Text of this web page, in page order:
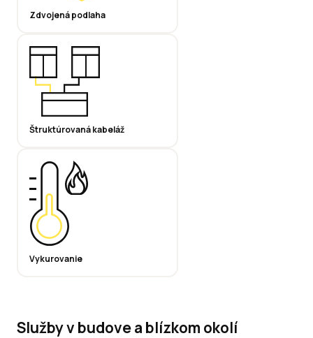
Zdvojená podlaha
Štruktúrovaná kabeláž
Vykurovanie
Služby v budove a blízkom okolí